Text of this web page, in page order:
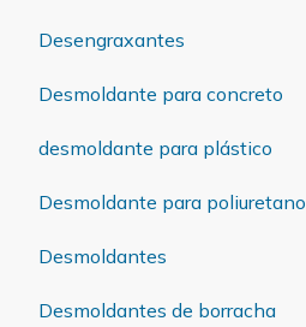
Desengraxantes
Desmoldante para concreto
desmoldante para plástico
Desmoldante para poliuretano
Desmoldantes
Desmoldantes de borracha